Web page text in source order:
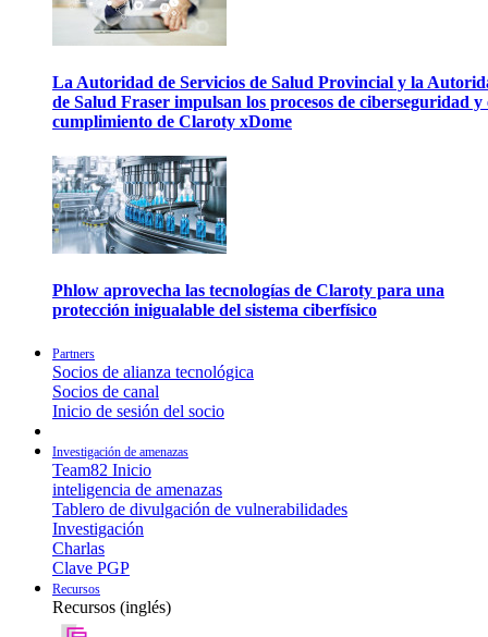
La Autoridad de Servicios de Salud Provincial y la
de Salud Fraser impulsan los procesos de ciberseguridad y
cumplimiento de Claroty xDome
Phlow aprovecha las tecnologías de Claroty para una
protección inigualable del sistema ciberfísico
Partners
Socios de alianza tecnológica
Socios de canal
Inicio de sesión del socio
Investigación de amenazas
Team82 Inicio
inteligencia de amenazas
Tablero de divulgación de vulnerabilidades
Investigación
Charlas
Clave PGP
Recursos
Recursos (inglés)